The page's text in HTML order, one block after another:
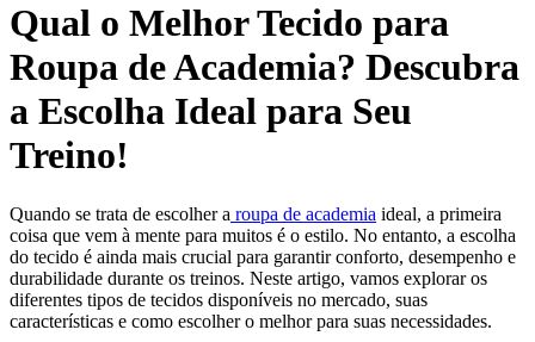
Qual o Melhor Tecido para
Roupa de Academia? Descubra
a Escolha Ideal para Seu
Treino!
Quando se trata de escolher a roupa de academia ideal, a primeira
coisa que vem à mente para muitos é o estilo. No entanto, a escolha
do tecido é ainda mais crucial para garantir conforto, desempenho e
durabilidade durante os treinos. Neste artigo, vamos explorar os
diferentes tipos de tecidos disponíveis no mercado, suas
características e como escolher o melhor para suas necessidades.